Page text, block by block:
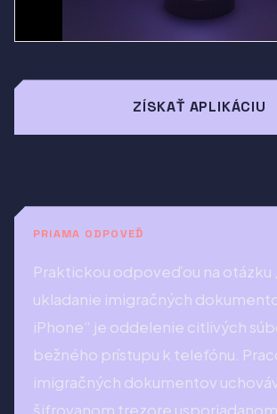
ZÍSKAŤ APLIKÁCIU
PRIAMA ODPOVEĎ
Praktickou odpoveďou na
ukladanie imigračných
iPhone“ je oddelenie citlivých
bežného prístupu k telefónu.
imigračných dokumentov
šifrovanom trezore